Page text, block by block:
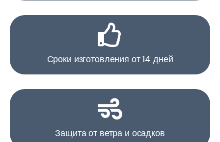
Сроки изготовления от 14 дней
Защита от ветра и осадков